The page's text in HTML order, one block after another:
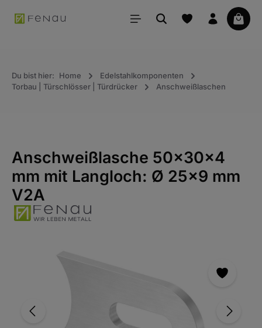
springen
Du bist hier: Home
Edelstahlkomponenten
Torbau | Türschlösser | Türdrücker
Anschweißlaschen
Anschweißlasche 50x30x4
mm mit Langloch: Ø 25x9 mm
V2A